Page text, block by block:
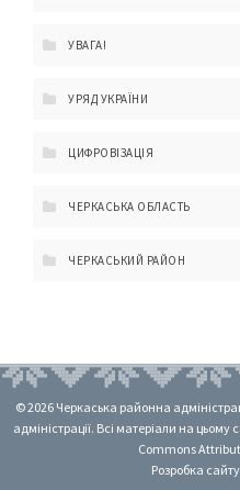
УВАГА!
УРЯД УКРАЇНИ
ЦИФРОВІЗАЦІЯ
ЧЕРКАСЬКА ОБЛАСТЬ
ЧЕРКАСЬКИЙ РАЙОН
© 2026 Черкаська районна
адміністрації. Всі матеріали на цьому
Commons
Розробка